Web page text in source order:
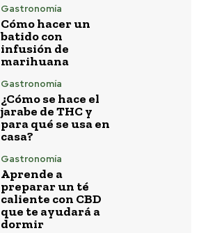
Gastronomía
Cómo hacer un
batido con
infusión de
marihuana
Gastronomía
¿Cómo se hace el
jarabe de THC y
para qué se usa en
casa?
Gastronomía
Aprende a
preparar un té
caliente con CBD
que te ayudará a
dormir